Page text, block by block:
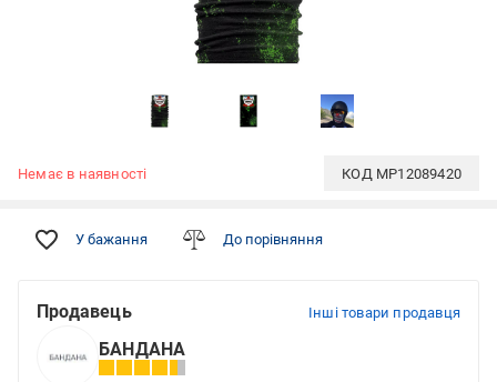
Немає в наявності КОД MP12089420
У бажання До порівняння
Продавець Інші товари продавця
БАНДАНА